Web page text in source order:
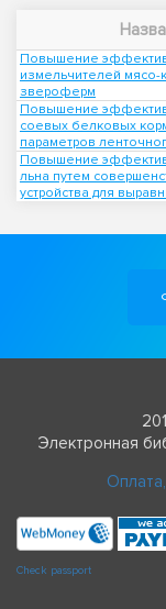
Повышение
измельчителей мясо-
звероферм
Повышение
соевых белковых
параметров
Повышение
льна путем
устройства для
Электронная
Check passport